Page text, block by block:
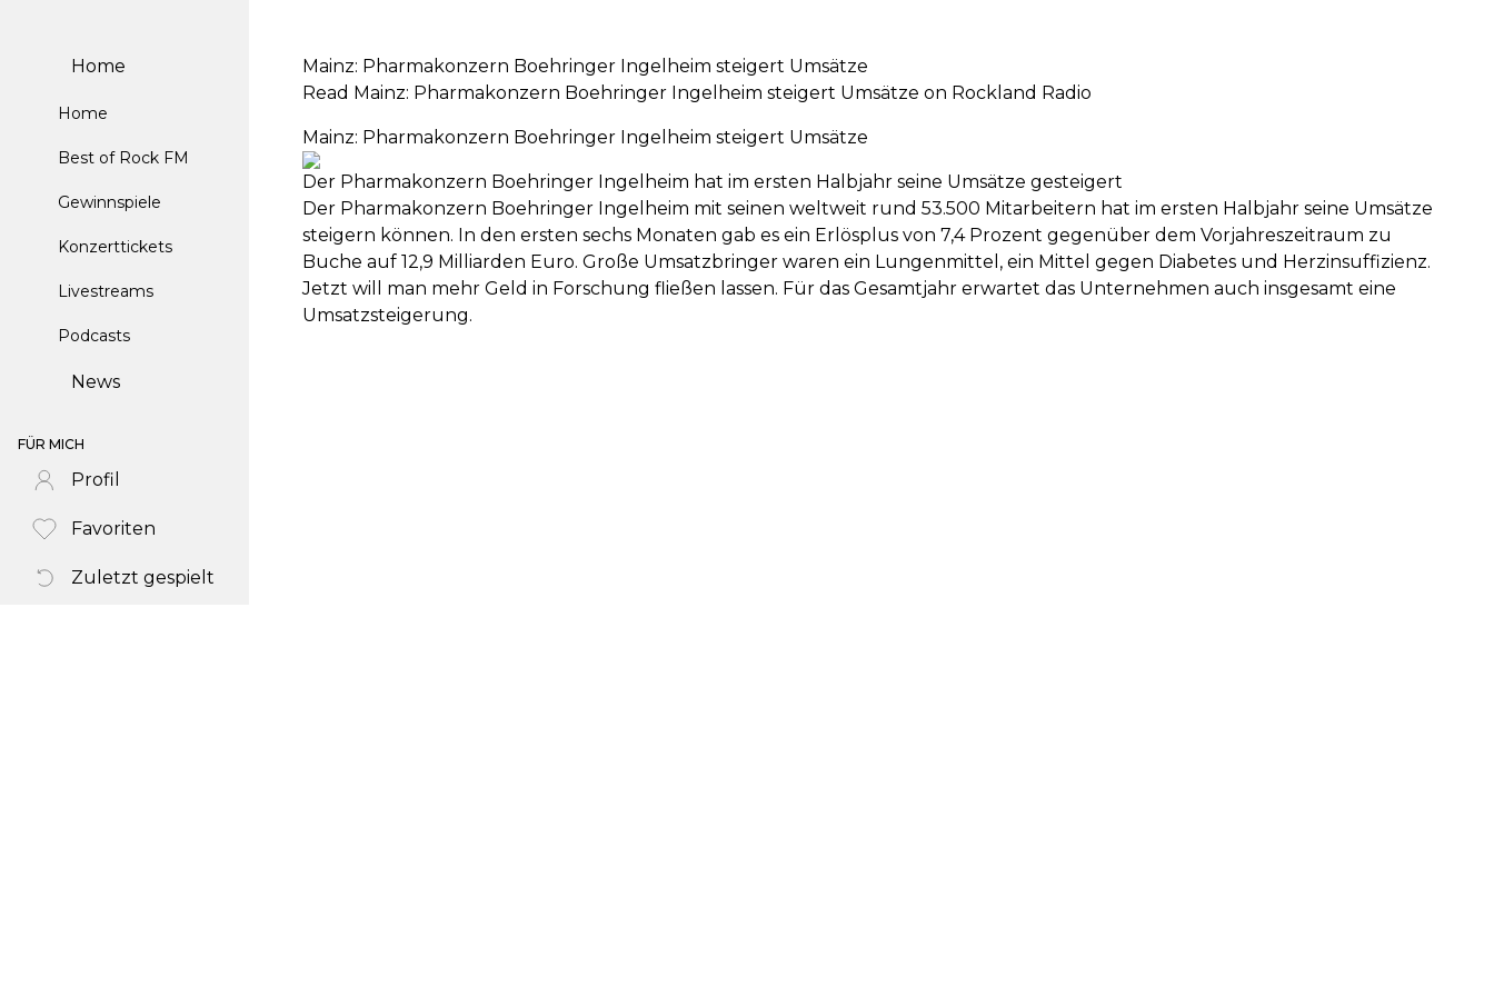
Home
Home
Best of Rock FM
Gewinnspiele
Konzerttickets
Livestreams
Podcasts
News
FÜR MICH
Profil
Favoriten
Zuletzt gespielt
Mainz: Pharmakonzern Boehringer Ingelheim steigert Umsätze
Read Mainz: Pharmakonzern Boehringer Ingelheim steigert Umsätze on Rockland Radio
Mainz: Pharmakonzern Boehringer Ingelheim steigert Umsätze
Der Pharmakonzern Boehringer Ingelheim hat im ersten Halbjahr seine Umsätze gesteigert
Der Pharmakonzern Boehringer Ingelheim mit seinen weltweit rund 53.500 Mitarbeitern hat im ersten Halbjahr seine Umsätze
steigern können. In den ersten sechs Monaten gab es ein Erlösplus von 7,4 Prozent gegenüber dem Vorjahreszeitraum zu
Buche auf 12,9 Milliarden Euro. Große Umsatzbringer waren ein Lungenmittel, ein Mittel gegen Diabetes und Herzinsuffizienz.
Jetzt will man mehr Geld in Forschung fließen lassen. Für das Gesamtjahr erwartet das Unternehmen auch insgesamt eine
Umsatzsteigerung.